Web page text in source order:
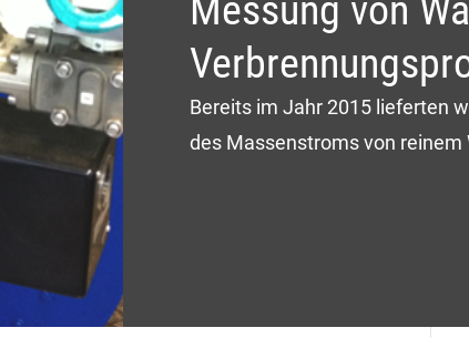
Messung von
Bereits im Jahr 2015 lieferten
des Massenstroms von